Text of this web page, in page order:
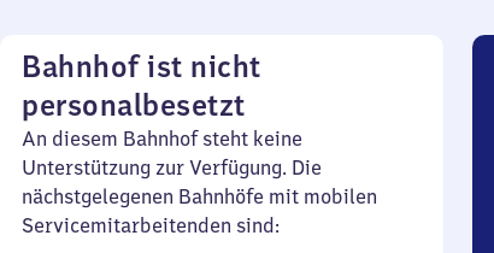
Bahnhof ist nicht
personalbesetzt
An diesem Bahnhof steht keine
Unterstützung zur Verfügung. Die
nächstgelegenen Bahnhöfe mit mobilen
Servicemitarbeitenden sind: